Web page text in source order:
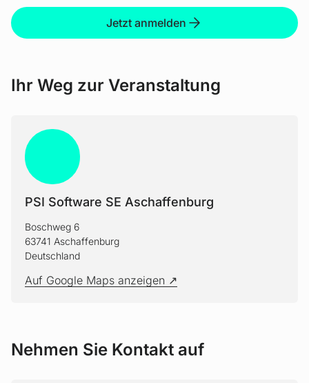
Jetzt anmelden
Ihr Weg zur Veranstaltung
PSI Software SE Aschaffenburg
Boschweg 6
63741 Aschaffenburg
Deutschland
Auf Google Maps anzeigen
Nehmen Sie Kontakt auf